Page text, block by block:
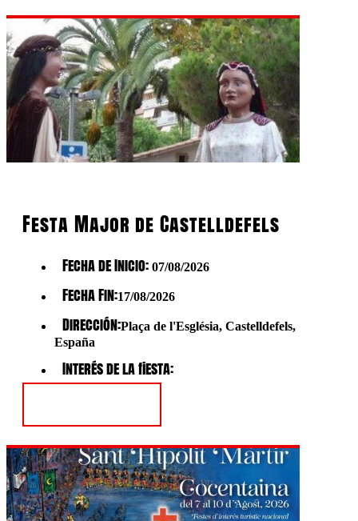
Festa Major de Castelldefels
Fecha de Inicio: 07/08/2026
Fecha Fin:17/08/2026
Dirección:Plaça de l'Església, Castelldefels,
España
Interés de la fiesta: